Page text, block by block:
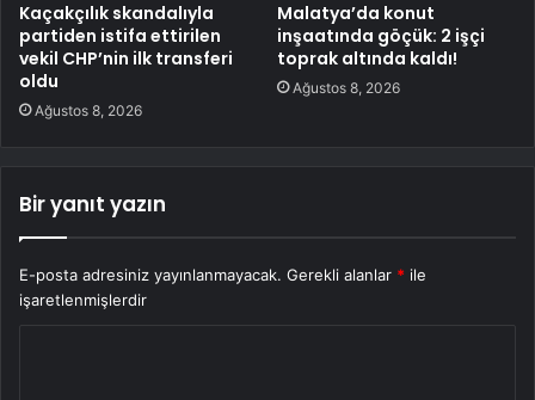
Kaçakçılık skandalıyla
partiden istifa ettirilen
vekil CHP’nin ilk transferi
oldu
Ağustos 8, 2026
Malatya’da konut
inşaatında göçük: 2 işçi
toprak altında kaldı!
Ağustos 8, 2026
Bir yanıt yazın
E-posta adresiniz yayınlanmayacak. Gerekli alanlar * ile
işaretlenmişlerdir